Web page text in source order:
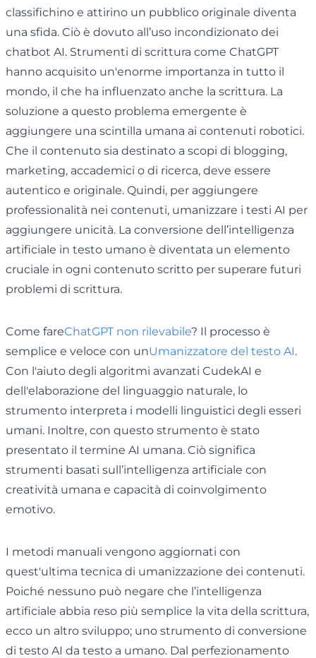
classifichino e attirino un pubblico originale diventa
una sfida. Ciò è dovuto all’uso incondizionato dei
chatbot AI. Strumenti di scrittura come ChatGPT
hanno acquisito un'enorme importanza in tutto il
mondo, il che ha influenzato anche la scrittura. La
soluzione a questo problema emergente è
aggiungere una scintilla umana ai contenuti robotici.
Che il contenuto sia destinato a scopi di blogging,
marketing, accademici o di ricerca, deve essere
autentico e originale. Quindi, per aggiungere
professionalità nei contenuti, umanizzare i testi AI per
aggiungere unicità. La conversione dell’intelligenza
artificiale in testo umano è diventata un elemento
cruciale in ogni contenuto scritto per superare futuri
problemi di scrittura.
Come fareChatGPT non rilevabile? Il processo è
semplice e veloce con unUmanizzatore del testo AI.
Con l'aiuto degli algoritmi avanzati CudekAI e
dell'elaborazione del linguaggio naturale, lo
strumento interpreta i modelli linguistici degli esseri
umani. Inoltre, con questo strumento è stato
presentato il termine AI umana. Ciò significa
strumenti basati sull’intelligenza artificiale con
creatività umana e capacità di coinvolgimento
emotivo.
I metodi manuali vengono aggiornati con
quest'ultima tecnica di umanizzazione dei contenuti.
Poiché nessuno può negare che l’intelligenza
artificiale abbia reso più semplice la vita della scrittura,
ecco un altro sviluppo; uno strumento di conversione
di testo AI da testo a umano. Dal perfezionamento